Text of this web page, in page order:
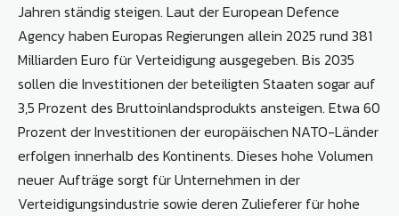
Jahren ständig steigen. Laut der European Defence
Agency haben Europas Regierungen allein 2025 rund 381
Milliarden Euro für Verteidigung ausgegeben. Bis 2035
sollen die Investitionen der beteiligten Staaten sogar auf
3,5 Prozent des Bruttoinlandsprodukts ansteigen. Etwa 60
Prozent der Investitionen der europäischen NATO-Länder
erfolgen innerhalb des Kontinents. Dieses hohe Volumen
neuer Aufträge sorgt für Unternehmen in der
Verteidigungsindustrie sowie deren Zulieferer für hohe